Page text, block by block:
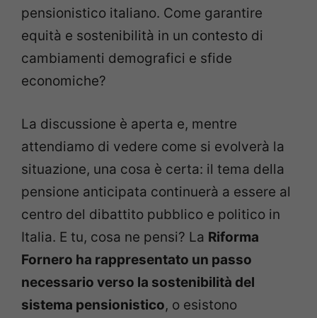
pensionistico italiano. Come garantire
equità e sostenibilità in un contesto di
cambiamenti demografici e sfide
economiche?
La discussione è aperta e, mentre
attendiamo di vedere come si evolverà la
situazione, una cosa è certa: il tema della
pensione anticipata continuerà a essere al
centro del dibattito pubblico e politico in
Italia. E tu, cosa ne pensi? La Riforma
Fornero ha rappresentato un passo
necessario verso la sostenibilità del
sistema pensionistico, o esistono